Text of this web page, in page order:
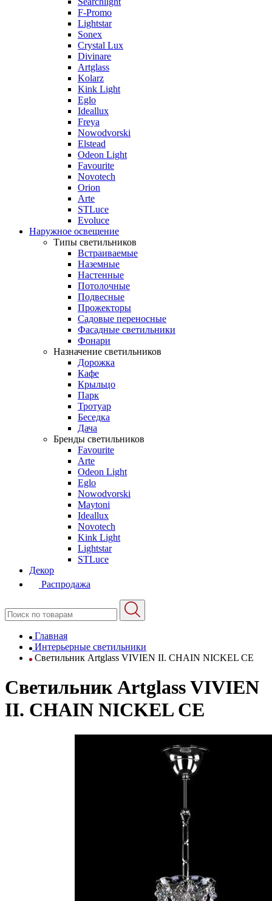
F-Promo
Lightstar
Sonex
Crystal Lux
Divinare
Artglass
Kolarz
Kink Light
Eglo
Ideallux
Freya
Nowodvorski
Elstead
Odeon Light
Favourite
Novotech
Orion
Arte
STLuce
Evoluce
Наружное освещение
Типы светильников
Встраиваемые
Наземные
Настенные
Потолочные
Подвесные
Прожекторы
Садовые переносные
Фасадные светильники
Фонари
Назначение светильников
Дорожка
Кафе
Крыльцо
Парк
Тротуар
Беседка
Дача
Бренды светильников
Favourite
Arte
Odeon Light
Eglo
Nowodvorski
Maytoni
Ideallux
Novotech
Kink Light
Lightstar
STLuce
Декор
Распродажа
Главная
Интерьерные светильники
Светильник Artglass VIVIEN II. CHAIN NICKEL CE
Светильник Artglass VIVIEN
II. CHAIN NICKEL CE